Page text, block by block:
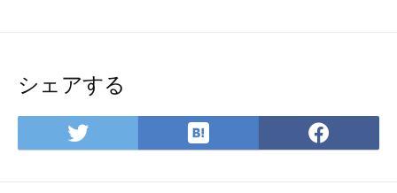
シェアする
Twitter
で
は
て
で